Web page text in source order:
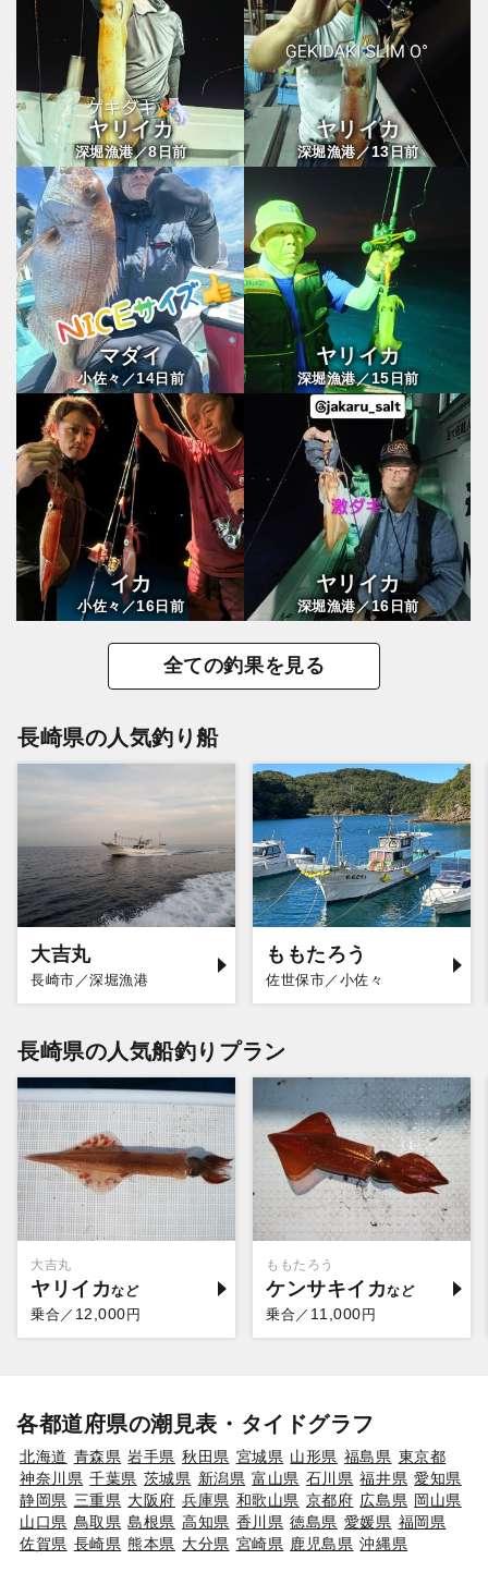
ヤリイカ
深堀漁港／8日前
ヤリイカ
深堀漁港／ 13日前
マダイ
小佐々／14日前
ヤリイカ
深堀漁港／ 15 日前
イカ
小佐々／16日前
ヤリイカ
深堀漁港／16 日前
全ての釣果を見る
長崎県の人気釣り船
大吉丸
長崎市／深堀漁港
ももたろう
佐世保市／小佐々
長崎県の人気船釣りプラン
大吉丸
ヤリイカ
乗合／ 12,000円
ももたろう
ケンサキイカ
乗合／ 11,000円
各都道府県の潮見表・タイドグラフ
北海道 青森県 岩手県 秋田県 宮城県 山形県 福島県 東京都
神奈川県 千葉県 茨城県 新潟県 富山県 石川県 福井県 愛知県
静岡県 三重県 大阪府 兵庫県 和歌山県 京都府 広島県 岡山県
山口県 鳥取県 島根県 高知県 香川県 徳島県 愛媛県 福岡県
佐賀県 長崎県 熊本県 大分県 宮崎県 鹿児島県 沖縄県